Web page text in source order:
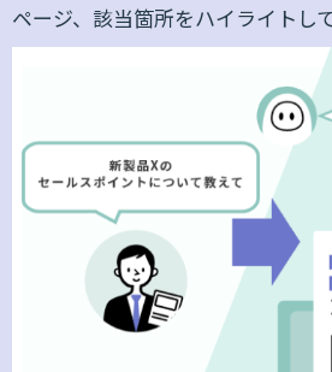
ページ、該当箇所をハイライトし